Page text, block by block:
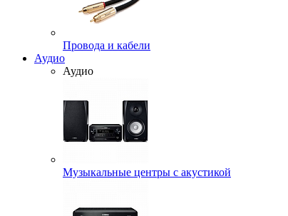
Провода и кабели
Аудио
Аудио
Музыкальные центры с акустикой